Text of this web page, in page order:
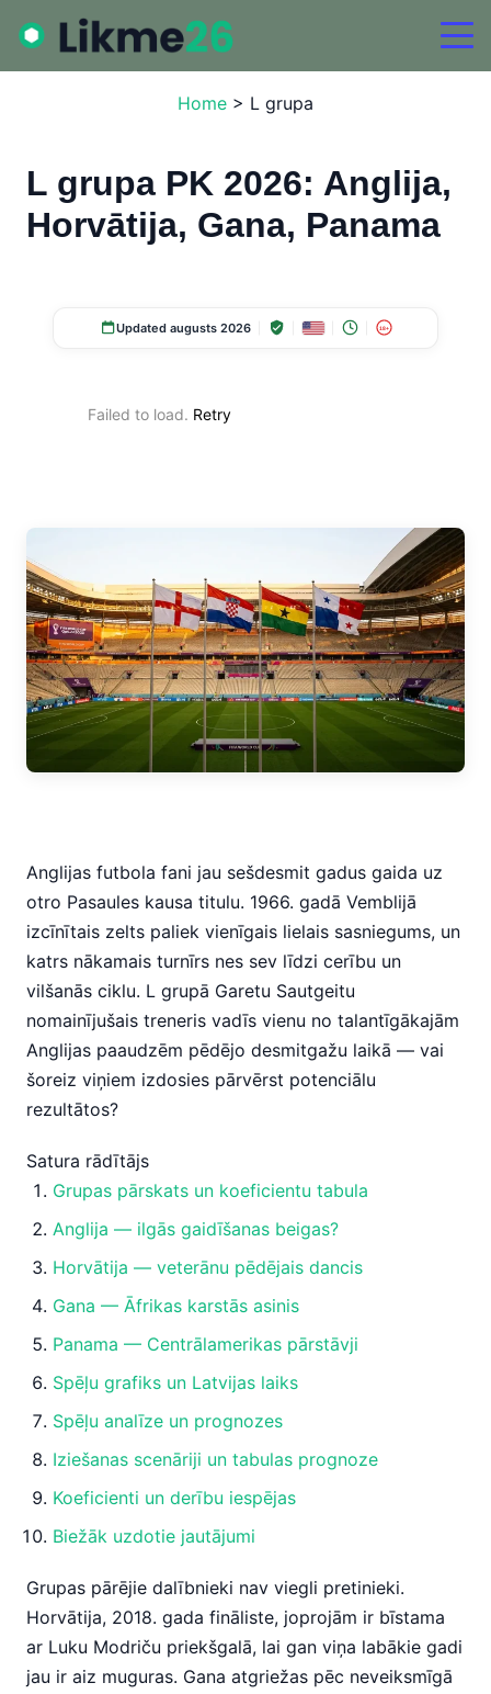
Home > L grupa
L grupa PK 2026: Anglija,
Horvātija, Gana, Panama
Updated augusts 2026 18+
Failed to load. Retry
Anglijas futbola fani jau sešdesmit gadus gaida uz
otro Pasaules kausa titulu. 1966. gadā Vemblijā
izcīnītais zelts paliek vienīgais lielais sasniegums, un
katrs nākamais turnīrs nes sev līdzi cerību un
vilšanās ciklu. L grupā Garetu Sautgeitu
nomainījušais treneris vadīs vienu no talantīgākajām
Anglijas paaudzēm pēdējo desmitgažu laikā — vai
šoreiz viņiem izdosies pārvērst potenciālu
rezultātos?
Satura rādītājs
Grupas pārskats un koeficientu tabula
Anglija — ilgās gaidīšanas beigas?
Horvātija — veterānu pēdējais dancis
Gana — Āfrikas karstās asinis
Panama — Centrālamerikas pārstāvji
Spēļu grafiks un Latvijas laiks
Spēļu analīze un prognozes
Iziešanas scenāriji un tabulas prognoze
Koeficienti un derību iespējas
Biežāk uzdotie jautājumi
Grupas pārējie dalībnieki nav viegli pretinieki.
Horvātija, 2018. gada fināliste, joprojām ir bīstama
ar Luku Modriču priekšgalā, lai gan viņa labākie gadi
jau ir aiz muguras. Gana atgriežas pēc neveiksmīgā